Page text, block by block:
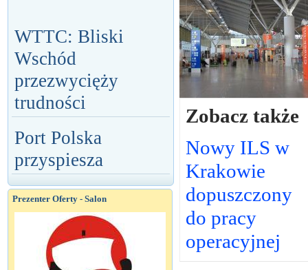
WTTC: Bliski
Wschód
przezwycięży
trudności
Port Polska
przyspiesza
Prezenter Oferty - Salon
Zobacz także
Nowy ILS w
Krakowie
dopuszczony
do pracy
operacyjnej